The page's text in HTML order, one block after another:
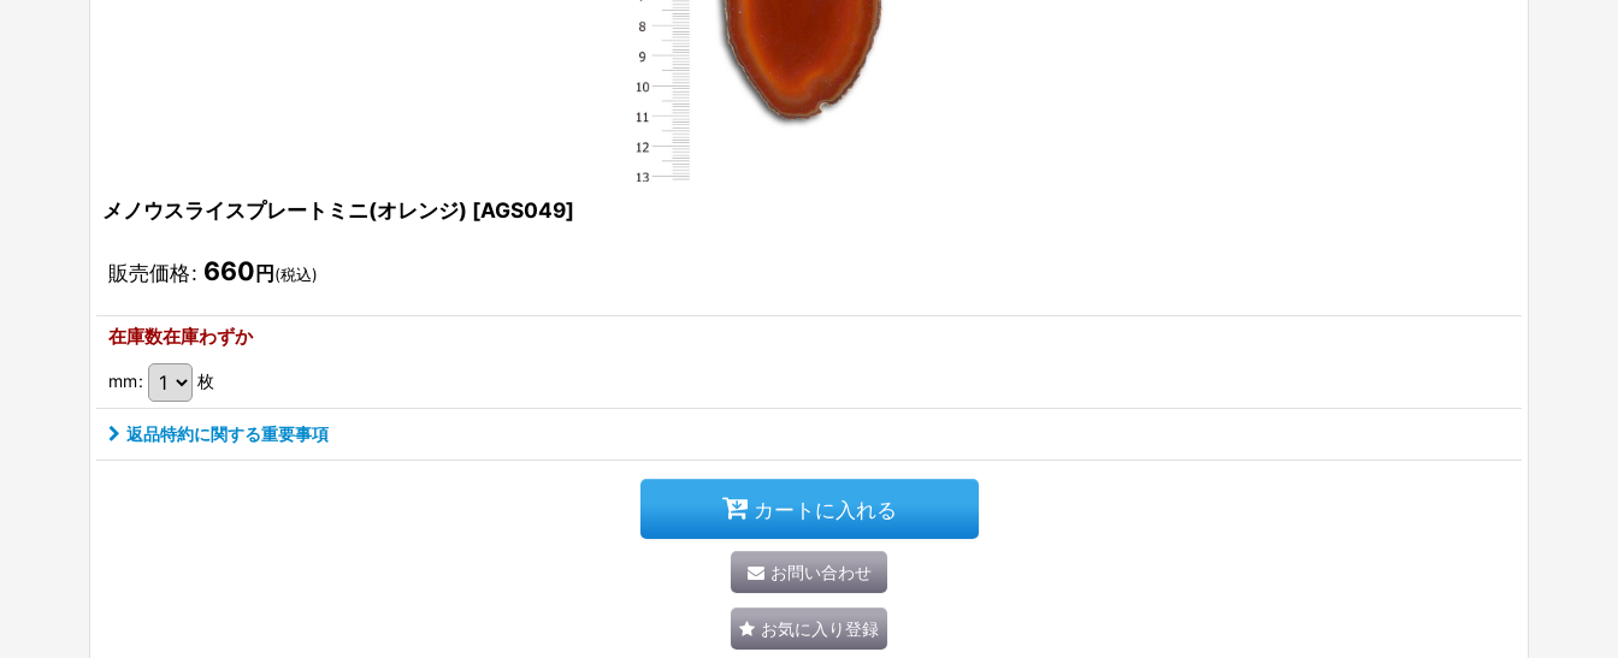
メノウスライスプレートミニ(オレンジ) [AGS049]
販売価格: 660 円 (税込)
在庫数在庫わずか
mm: 枚
返品特約に関する重要事項
カートに入れる
お問い合わせ
お気に入り登録